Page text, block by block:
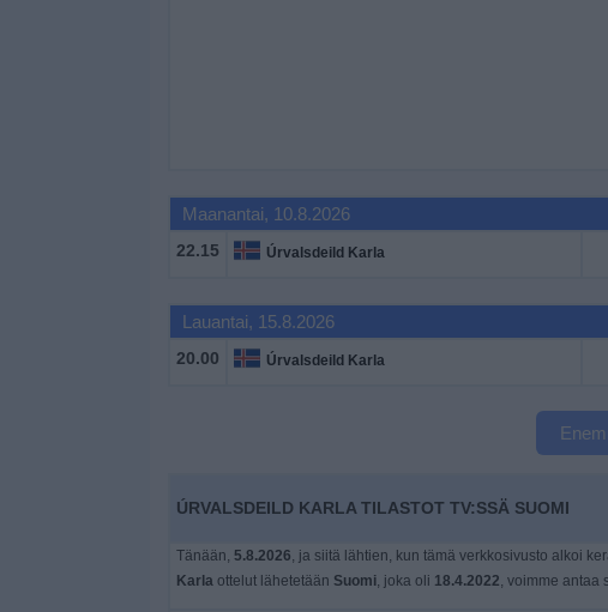
Maanantai, 10.8.2026
22.15 Úrvalsdeild Karla
Lauantai, 15.8.2026
20.00 Úrvalsdeild Karla
ÚRVALSDEILD KARLA TILASTOT TV:SSÄ SUOMI
Tänään, 5.8.2026, ja siitä lähtien, kun tämä verkkosivusto alkoi
Karlaottelut lähetetään Suomi, joka oli 18.4.2022, voimme antaa